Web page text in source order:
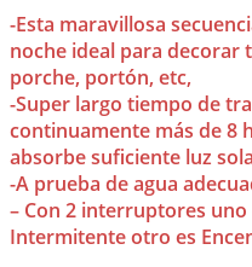
-Esta maravillosa
noche ideal para decorar
porche, portón, etc,
-Super largo tiempo de
continuamente más de 8
absorbe suficiente luz
-A prueba de agua
– Con 2 interruptores
Intermitente otro es